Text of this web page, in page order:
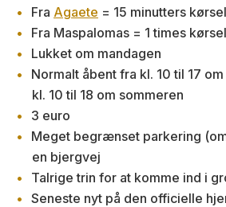
Fra Agaete = 15 minutters kørsel
Fra Maspalomas = 1 times kørsel
Lukket om mandagen
Normalt åbent fra kl. 10 til 17
kl. 10 til 18 om sommeren
3 euro
Meget begrænset parkering
en bjergvej
Talrige trin for at komme ind i
Seneste nyt på den officielle